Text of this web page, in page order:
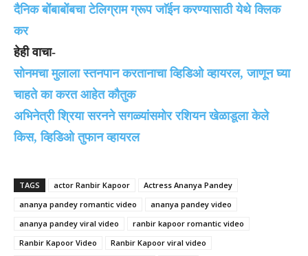
दैनिक बाेंबाबाेंबचा टेलिग्राम ग्रूप जाॅईन करण्यासाठी येथे क्लिक
कर
हेही वाचा-
साेनमचा मुलाला स्तनपान करतानाचा व्हिडिओ व्हायरल, जाणून घ्या
चाहते का करत आहेत काैतुक
अभिनेत्री श्रिया सरनने सगळ्यांसमाेर रशियन खेळाडूला केले
किस, व्हिडिओ तुफान व्हायरल
TAGS actor Ranbir Kapoor
Actress Ananya Pandey
ananya pandey romantic video
ananya pandey video
ananya pandey viral video
ranbir kapoor romantic video
Ranbir Kapoor Video
Ranbir Kapoor viral video